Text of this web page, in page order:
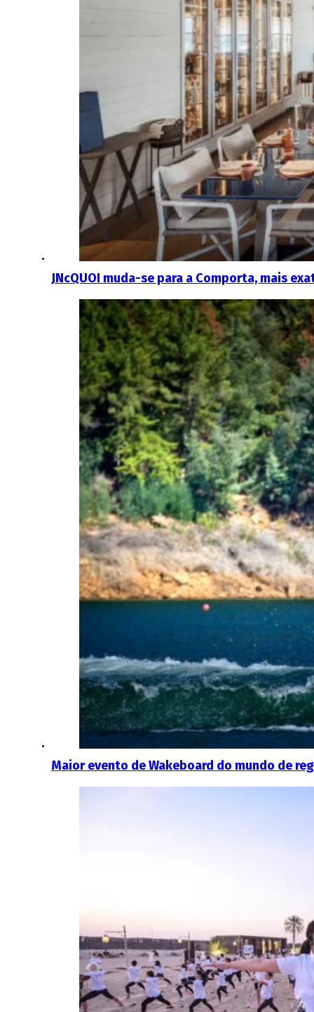
JNcQUOI muda-se para a Comporta, mais
Maior evento de Wakeboard do mundo de